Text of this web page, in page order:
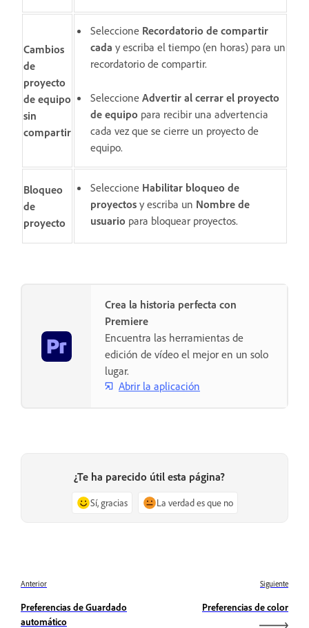
Cambios
de
proyecto
de equipo
sin
compartir
Seleccione Recordatorio de compartir
cada y escriba el tiempo (en horas) para un
recordatorio de compartir.
Seleccione Advertir al cerrar el proyecto
de equipo para recibir una advertencia
cada vez que se cierre un proyecto de
equipo.
Bloqueo
de
proyecto
Seleccione Habilitar bloqueo de
proyectos y escriba un Nombre de
usuario para bloquear proyectos.
Crea la historia perfecta con
Premiere
Encuentra las herramientas de
edición de vídeo el mejor en un solo
lugar.
Abrir la aplicación
¿Te ha parecido útil esta página?
Sí, gracias La verdad es que no
Anterior
Preferencias de Guardado
automático
Siguiente
Preferencias de color